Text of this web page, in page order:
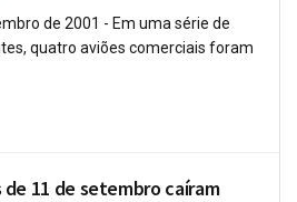
de 2001 - Em uma série de
quatro aviões comerciais foram
11 de setembro caíram